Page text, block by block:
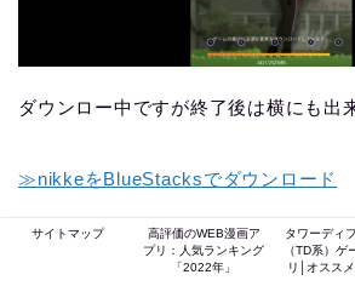
ダウンロー中ですが終了後は横にも出
≫nikkeをBlueStacksでダウンロード
BlueStacks（ブルースタックス）に
サイトマップ
高評価のWEB漫画ア
プリ：人気ランキング
「2022年」
タワーディ
（TD系）ゲ
リ│オスス